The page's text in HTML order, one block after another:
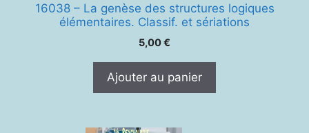
16038 – La genèse des structures logiques
élémentaires. Classif. et sériations
5,00€
Ajouter au panier